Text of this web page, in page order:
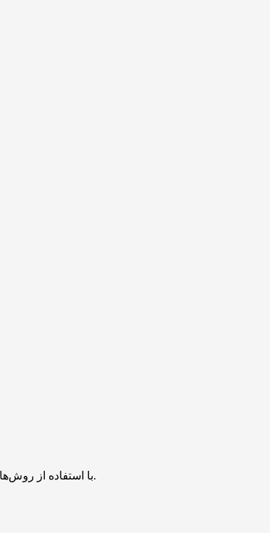
با استفاده از روش‌های زیر می‌توانید این صفحه را با دوستان خود به اشتراک بگذارید.